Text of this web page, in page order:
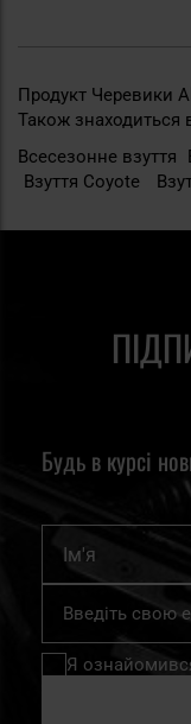
Продукт Черевики
Також знаходиться
Всесезонне взуття
Взуття Coyote
Будь в курсі
Підпишіться
нашу
розсилку
Я